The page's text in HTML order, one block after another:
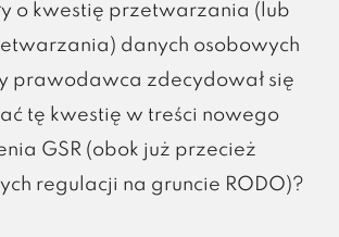
o kwestię przetwarzania (lub
danych osobowych
prawodawca zdecydował się
tę kwestię w treści nowego
GSR (obok już przecież
regulacji na gruncie RODO)?